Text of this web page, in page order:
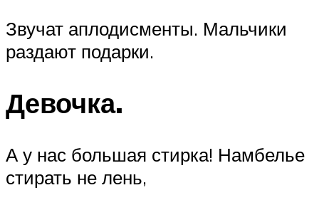
Звучат аплодисменты. Мальчики
раздают подарки.
Девочка.
А у нас большая стирка! Намбелье
стирать не лень,